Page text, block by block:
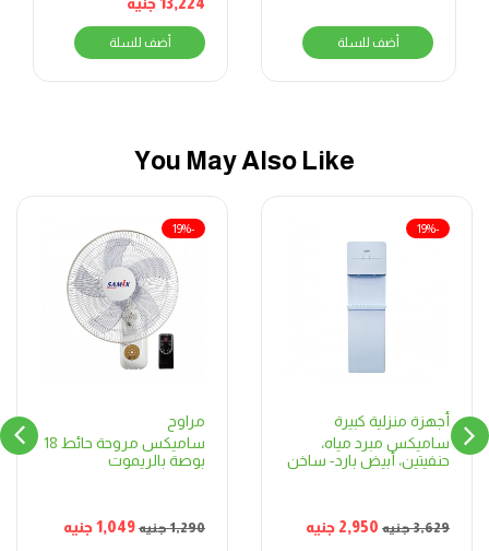
أضف للسلة أضف للسلة
You May Also Like
أجهزة منزلية كبيرة
ساميكس مبرد مياه،
حنفيتين، أبيض بارد- ساخن
3,629جنيه 2,950 جنيه
-19%
مراوح
ساميكس مروحة حائط 18
بوصة بالريموت
1,290جنيه 1,049جنيه
-19%